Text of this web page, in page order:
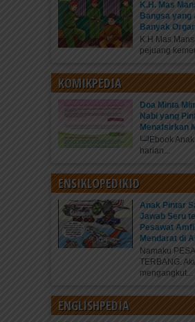
K.H. Mas
Bangsa yang
Banyak
K.H Mas
pejuang
KOMIKPEDIA
Doa Minta
Nabi yang
Menafsirkan
Ebook
harian...
ENSIKLOPEDIKID
Anak Pintar
Jawab Seru
Pesawat
Mendarat di
Namaku
TERBANG.
mengangkut...
ENGLISHPEDIA